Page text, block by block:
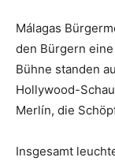
Málagas
den Bürgern
Bühne standen
Hollywood-
Merlín, die
Insgesamt